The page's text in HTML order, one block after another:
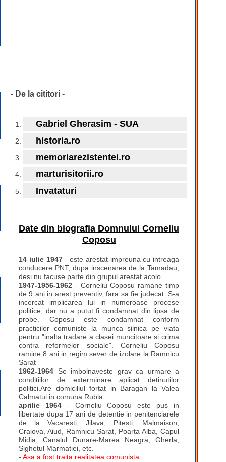
- De la cititori -
Gabriel Gherasim - SUA
historia.ro
memoriarezistentei.ro
marturisitorii.ro
Invataturi
Date din biografia Domnului Corneliu
Coposu
14 iulie 1947- este arestat impreuna cu intreaga
conducere PNT, dupa inscenarea de la Tamadau,
desi nu facuse parte din grupul arestat acolo.
1947-1956-1962 - Corneliu Coposu ramane timp
de 9 ani in arest preventiv, fara sa fie judecat. S-a
incercat implicarea lui in numeroase procese
politice, dar nu a putut fi condamnat din lipsa de
probe. Coposu este condamnat conform
practicilor comuniste la munca silnica pe viata
pentru "inalta tradare a clasei muncitoare si crima
contra reformelor sociale". Corneliu Coposu
ramine 8 ani in regim sever de izolare la Ramnicu
Sarat
1962-1964 Se imbolnaveste grav ca urmare a
conditiilor de exterminare aplicat detinutilor
politici.Are domiciliul fortat in Baragan la Valea
Calmatui in comuna Rubla.
aprilie 1964- Corneliu Coposu este pus in
libertate dupa 17 ani de detentie in penitenciarele
de la Vacaresti, Jilava, Pitesti, Malmaison,
Craiova, Aiud, Ramnicu Sarat, Poarta Alba, Capul
Midia, Canalul Dunare-Marea Neagra, Gherla,
Sighetul Marmatiei, etc.
- Asa a fost traita realitatea comunista